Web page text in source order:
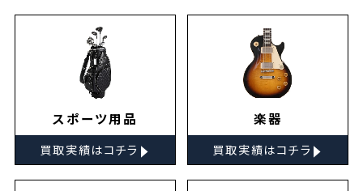
スポーツ用品
買取実績はコチラ ▸
楽器
買取実績はコチラ ▸